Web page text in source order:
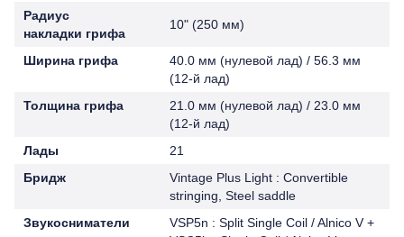
Радиус
накладки грифа
10" (250 мм)
Ширина грифа
40.0 мм (нулевой лад) / 56.3 мм
(12-й лад)
Толщина грифа
21.0 мм (нулевой лад) / 23.0 мм
(12-й лад)
Лады
21
Бридж
Vintage Plus Light : Convertible
stringing, Steel saddle
Звукосниматели
VSP5n : Split Single Coil / Alnico V +